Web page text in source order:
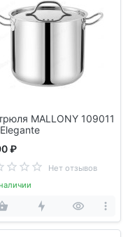
MALLONY 109011
₽
Нет отзывов